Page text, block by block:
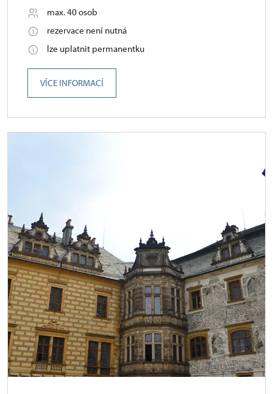
max. 40 osob
rezervace není nutná
lze uplatnit permanentku
VÍCE INFORMACÍ